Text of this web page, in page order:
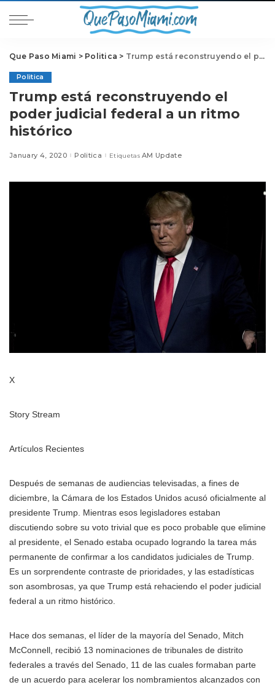
Que Paso Miami > Politica > Trump está reconstruyendo el poder judicial federal a un ritmo histórico
Politica
Trump está reconstruyendo el
poder judicial federal a un ritmo
histórico
January 4, 2020 Politica Etiquetas AM Update
X
Story Stream
Artículos Recientes
Después de semanas de audiencias televisadas, a fines de
diciembre, la Cámara de los Estados Unidos acusó oficialmente al
presidente Trump. Mientras esos legisladores estaban
discutiendo sobre su voto trivial que es poco probable que elimine
al presidente, el Senado estaba ocupado logrando la tarea más
permanente de confirmar a los candidatos judiciales de Trump.
Es un sorprendente contraste de prioridades, y las estadísticas
son asombrosas, ya que Trump está rehaciendo el poder judicial
federal a un ritmo histórico.
Hace dos semanas, el líder de la mayoría del Senado, Mitch
McConnell, recibió 13 nominaciones de tribunales de distrito
federales a través del Senado, 11 de las cuales formaban parte
de un acuerdo para acelerar los nombramientos alcanzados con